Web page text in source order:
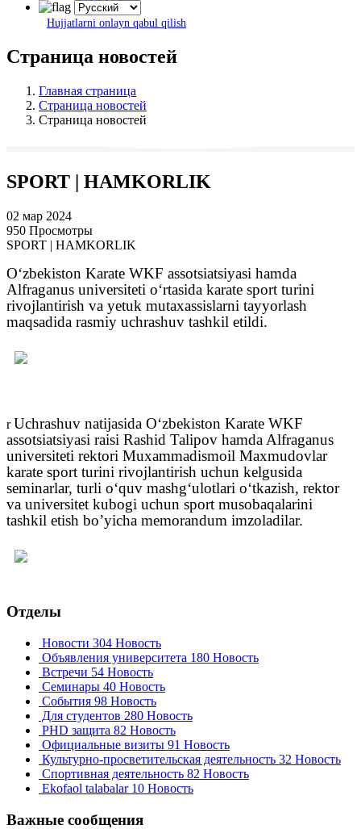
Hujjatlarni onlayn qabul qilish
Страница новостей
Главная страница
Страница новостей
Страница новостей
SPORT | HAMKORLIK
02 мар 2024
950 Просмотры
SPORT | HAMKORLIK
Oʻzbekiston Karate WKF assotsiatsiyasi hamda
Alfraganus universiteti oʻrtasida karate sport turini
rivojlantirish va yetuk mutaxassislarni tayyorlash
maqsadida rasmiy uchrashuv tashkil etildi.
rUchrashuv natijasida Oʻzbekiston Karate WKF
assotsiatsiyasi raisi Rashid Talipov hamda Alfraganus
universiteti rektori Muxammadismoil Maxmudovlar
karate sport turini rivojlantirish uchun kelgusida
seminarlar, turli oʻquv mashgʻulotlari oʻtkazish, rektor
va universitet kubogi uchun sport musobaqalarini
tashkil etish bo’yicha memorandum imzoladilar.
Отделы
Новости 304 Новость
Объявления университета 180 Новость
Встречи 54 Новость
Семинары 40 Новость
События 98 Новость
Для студентов 280 Новость
PHD защита 82 Новость
Официальные визиты 91 Новость
Культурно-просветительская деятельность 32 Новость
Спортивная деятельность 82 Новость
Ekofaol talabalar 10 Новость
Важные сообщения